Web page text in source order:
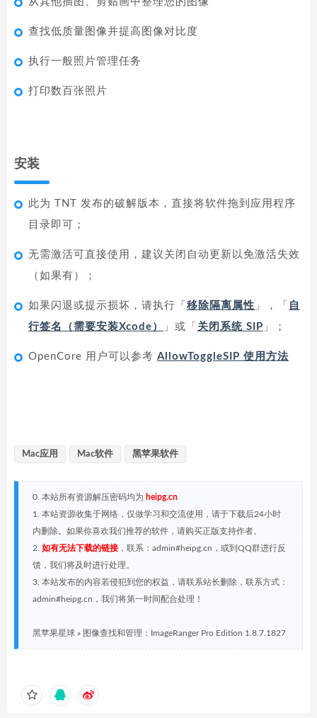
查找低质量图像并提高图像对比度
执行一般照片管理任务
打印数百张照片
安装
此为 TNT 发布的破解版本，直接将软件拖到应用程序
目录即可；
无需激活可直接使用，建议关闭自动更新以免激活失效
（如果有）；
如果闪退或提示损坏，请执行「 移除隔离属性 」，「 自
行签名（需要安装Xcode）
」或「 关闭系统 SIP 」；
OpenCore 用户可以参考 AllowToggleSIP 使用方法
Mac应用 Mac软件 黑苹果软件
0. 本站所有资源解压密码均为 heipg.cn
1. 本站资源收集于网络，仅做学习和交流使用，请于下载后24小时
内删除。如果你喜欢我们推荐的软件，请购买正版支持作者。
2. 如有无法下载的链接，联系：admin#heipg.cn，或到QQ群进行反
馈，我们将及时进行处理。
3. 本站发布的内容若侵犯到您的权益，请联系站长删除，联系方式：
admin#heipg.cn，我们将第一时间配合处理！
黑苹果星球 » 图像查找和管理：ImageRanger Pro Edition 1.8.7.1827